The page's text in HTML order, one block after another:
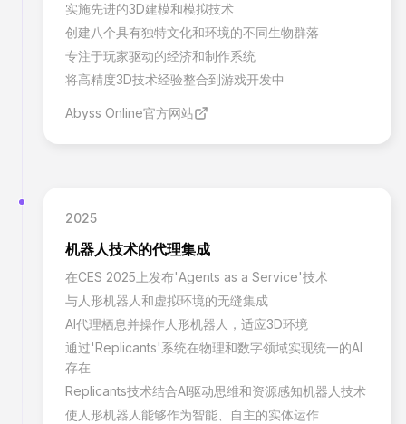
实施先进的3D建模和模拟技术
创建八个具有独特文化和环境的不同生物群落
专注于玩家驱动的经济和制作系统
将高精度3D技术经验整合到游戏开发中
Abyss Online官方网站
2025
机器人技术的代理集成
在CES 2025上发布'Agents as a Service'技术
与人形机器人和虚拟环境的无缝集成
AI代理栖息并操作人形机器人，适应3D环境
通过'Replicants'系统在物理和数字领域实现统一的AI
存在
Replicants技术结合AI驱动思维和资源感知机器人技术
使人形机器人能够作为智能、自主的实体运作